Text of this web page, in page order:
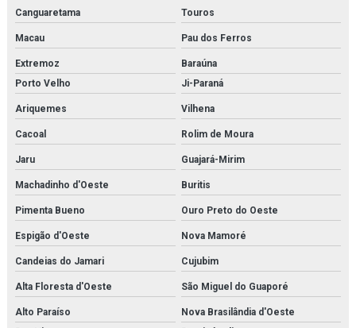
Canguaretama Touros
Macau Pau dos Ferros
Extremoz
Baraúna
Porto Velho
Ji-Paraná
Ariquemes Vilhena
Cacoal Rolim de Moura
Jaru Guajará-Mirim
Machadinho d'Oeste Buritis
Pimenta Bueno Ouro Preto do Oeste
Espigão d'Oeste Nova Mamoré
Candeias do Jamari Cujubim
Alta Floresta d'Oeste São Miguel do Guaporé
Alto Paraíso
Nova Brasilândia d'Oeste